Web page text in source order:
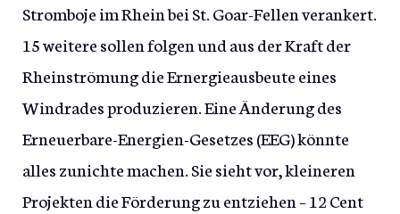
Stromboje im Rhein bei St. Goar-Fellen verankert.
15 weitere sollen folgen und aus der Kraft der
Rheinströmung die Ernergieausbeute eines
Windrades produzieren. Eine Änderung des
Erneuerbare-Energien-Gesetzes (EEG) könnte
alles zunichte machen. Sie sieht vor, kleineren
Projekten die Förderung zu entziehen – 12 Cent